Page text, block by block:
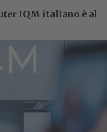
IQM italiano è al